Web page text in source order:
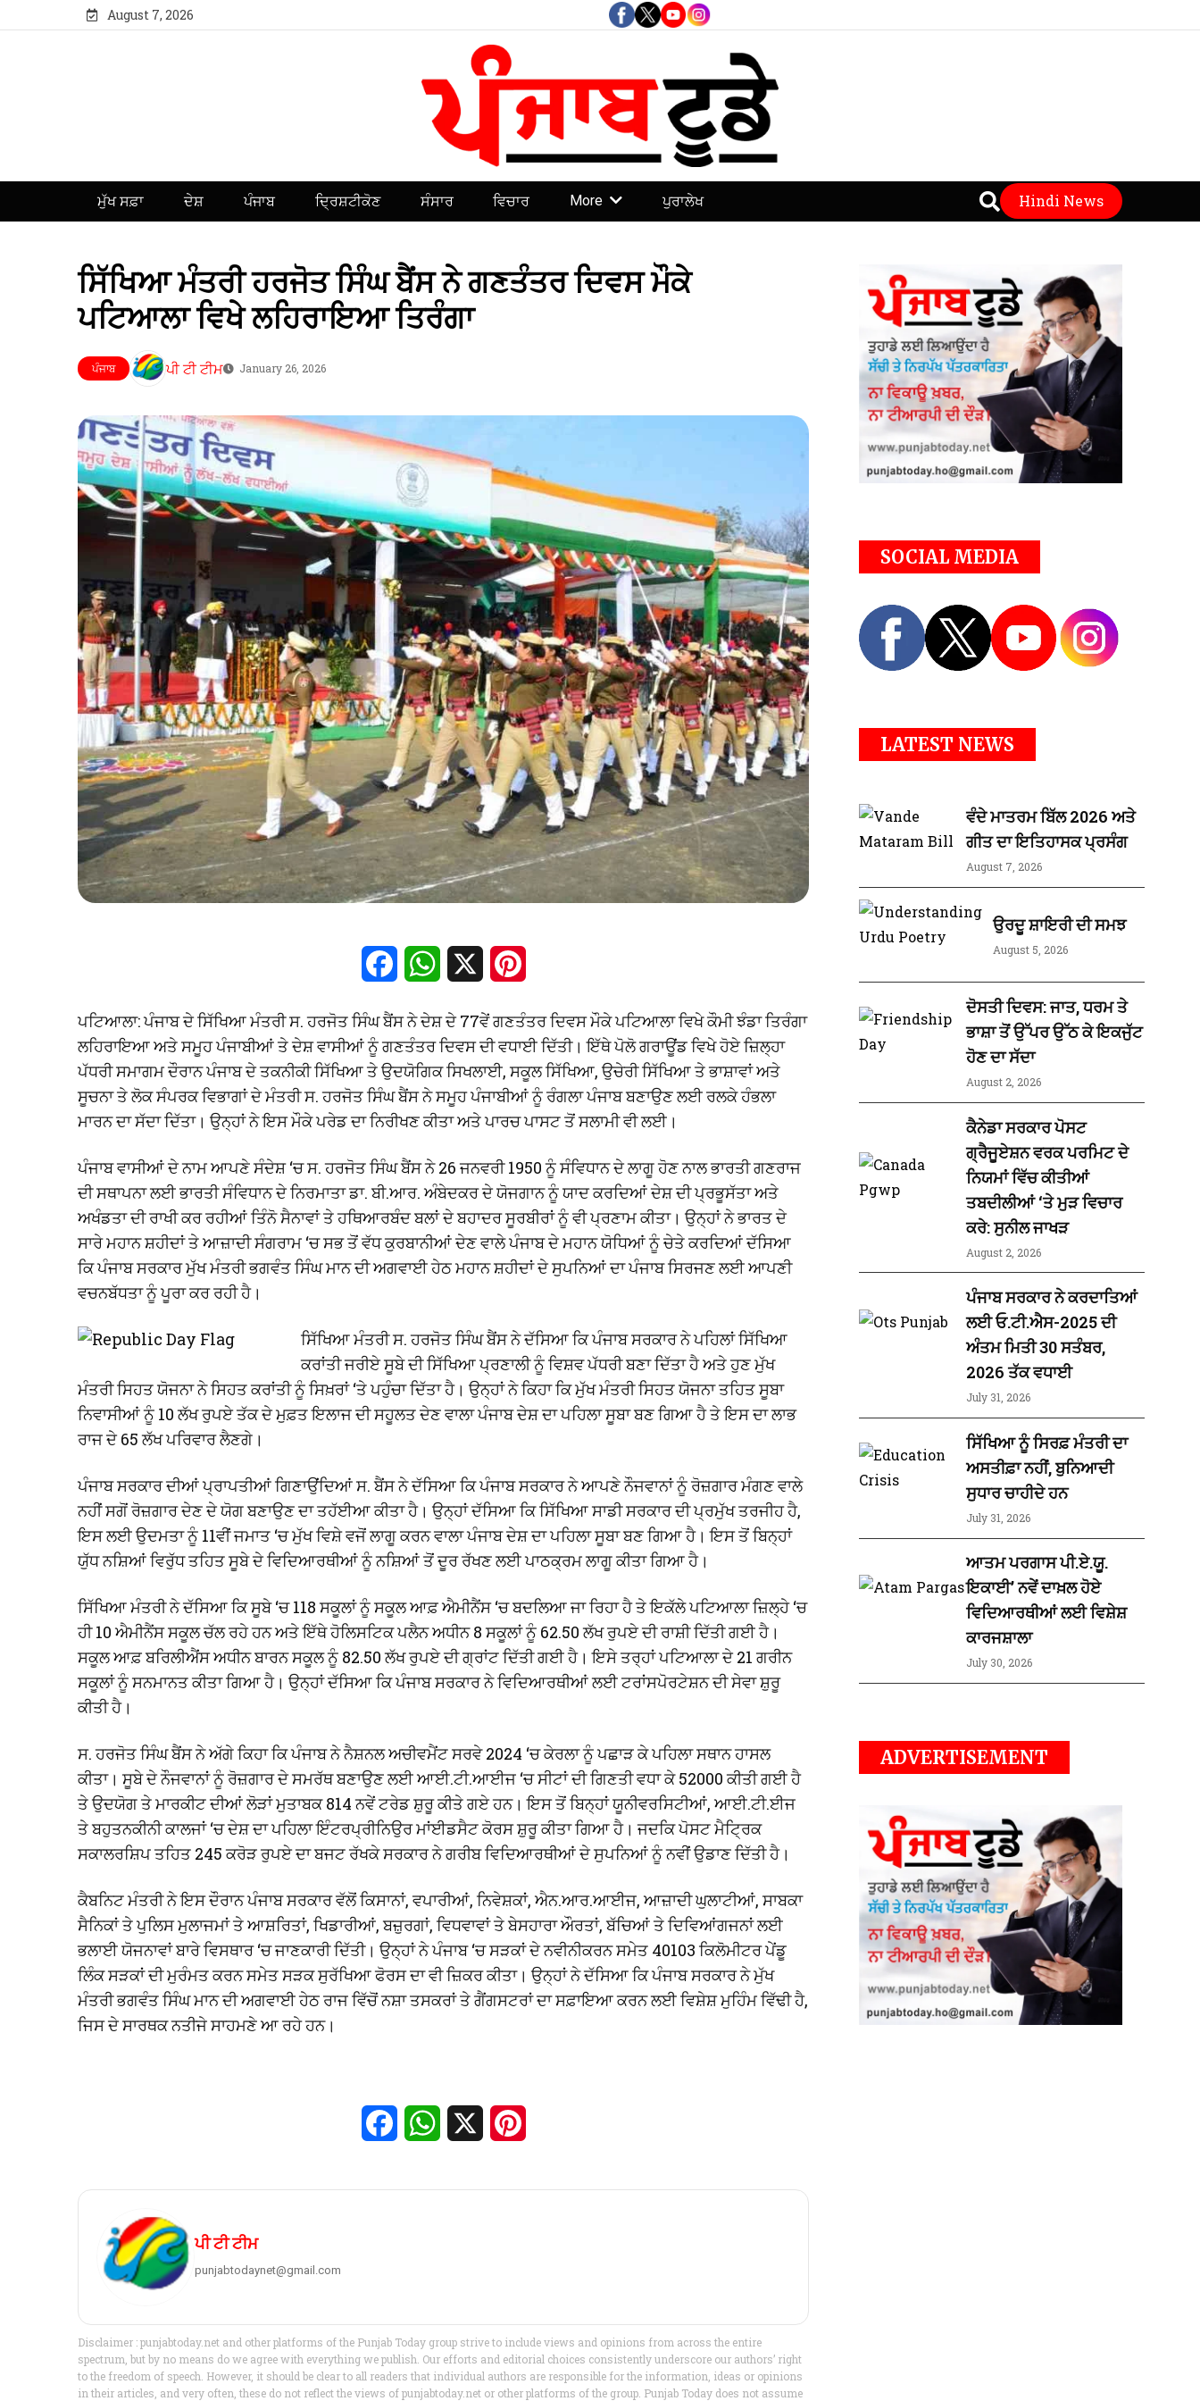
August 7, 2026
ਮੁੱਖ ਸਫ਼ਾ ਦੇਸ਼ ਪੰਜਾਬ ਦ੍ਰਿਸ਼ਟੀਕੋਣ ਸੰਸਾਰ ਵਿਚਾਰ More ਪੁਰਾਲੇਖ Hindi News
ਸਿੱਖਿਆ ਮੰਤਰੀ ਹਰਜੋਤ ਸਿੰਘ ਬੈਂਸ ਨੇ ਗਣਤੰਤਰ ਦਿਵਸ ਮੌਕੇ
ਪਟਿਆਲਾ ਵਿਖੇ ਲਹਿਰਾਇਆ ਤਿਰੰਗਾ
ਪੰਜਾਬ ਪੀ ਟੀ ਟੀਮ January 26, 2026
FacebookWhatsApp
ਪਟਿਆਲਾ: ਪੰਜਾਬ ਦੇ ਸਿੱਖਿਆ ਮੰਤਰੀ ਸ. ਹਰਜੋਤ ਸਿੰਘ ਬੈਂਸ ਨੇ ਦੇਸ਼ ਦੇ 77ਵੇਂ ਗਣਤੰਤਰ ਦਿਵਸ ਮੌਕੇ ਪਟਿਆਲਾ ਵਿਖੇ ਕੌਮੀ ਝੰਡਾ ਤਿਰੰਗਾ
ਲਹਿਰਾਇਆ ਅਤੇ ਸਮੂਹ ਪੰਜਾਬੀਆਂ ਤੇ ਦੇਸ਼ ਵਾਸੀਆਂ ਨੂੰ ਗਣਤੰਤਰ ਦਿਵਸ ਦੀ ਵਧਾਈ ਦਿੱਤੀ। ਇੱਥੇ ਪੋਲੋ ਗਰਾਊਂਡ ਵਿਖੇ ਹੋਏ ਜ਼ਿਲ੍ਹਾ
ਪੱਧਰੀ ਸਮਾਗਮ ਦੌਰਾਨ ਪੰਜਾਬ ਦੇ ਤਕਨੀਕੀ ਸਿੱਖਿਆ ਤੇ ਉਦਯੋਗਿਕ ਸਿਖਲਾਈ, ਸਕੂਲ ਸਿੱਖਿਆ, ਉਚੇਰੀ ਸਿੱਖਿਆ ਤੇ ਭਾਸ਼ਾਵਾਂ ਅਤੇ
ਸੂਚਨਾ ਤੇ ਲੋਕ ਸੰਪਰਕ ਵਿਭਾਗਾਂ ਦੇ ਮੰਤਰੀ ਸ. ਹਰਜੋਤ ਸਿੰਘ ਬੈਂਸ ਨੇ ਸਮੂਹ ਪੰਜਾਬੀਆਂ ਨੂੰ ਰੰਗਲਾ ਪੰਜਾਬ ਬਣਾਉਣ ਲਈ ਰਲਕੇ ਹੰਭਲਾ
ਮਾਰਨ ਦਾ ਸੱਦਾ ਦਿੱਤਾ। ਉਨ੍ਹਾਂ ਨੇ ਇਸ ਮੌਕੇ ਪਰੇਡ ਦਾ ਨਿਰੀਖਣ ਕੀਤਾ ਅਤੇ ਪਾਰਚ ਪਾਸਟ ਤੋਂ ਸਲਾਮੀ ਵੀ ਲਈ।
ਪੰਜਾਬ ਵਾਸੀਆਂ ਦੇ ਨਾਮ ਆਪਣੇ ਸੰਦੇਸ਼ ‘ਚ ਸ. ਹਰਜੋਤ ਸਿੰਘ ਬੈਂਸ ਨੇ 26 ਜਨਵਰੀ 1950 ਨੂੰ ਸੰਵਿਧਾਨ ਦੇ ਲਾਗੂ ਹੋਣ ਨਾਲ ਭਾਰਤੀ ਗਣਰਾਜ
ਦੀ ਸਥਾਪਨਾ ਲਈ ਭਾਰਤੀ ਸੰਵਿਧਾਨ ਦੇ ਨਿਰਮਾਤਾ ਡਾ. ਬੀ.ਆਰ. ਅੰਬੇਦਕਰ ਦੇ ਯੋਜਗਾਨ ਨੂੰ ਯਾਦ ਕਰਦਿਆਂ ਦੇਸ਼ ਦੀ ਪ੍ਰਭੂਸੱਤਾ ਅਤੇ
ਅਖੰਡਤਾ ਦੀ ਰਾਖੀ ਕਰ ਰਹੀਆਂ ਤਿੰਨੋ ਸੈਨਾਵਾਂ ਤੇ ਹਥਿਆਰਬੰਦ ਬਲਾਂ ਦੇ ਬਹਾਦਰ ਸੂਰਬੀਰਾਂ ਨੂੰ ਵੀ ਪ੍ਰਣਾਮ ਕੀਤਾ। ਉਨ੍ਹਾਂ ਨੇ ਭਾਰਤ ਦੇ
ਸਾਰੇ ਮਹਾਨ ਸ਼ਹੀਦਾਂ ਤੇ ਆਜ਼ਾਦੀ ਸੰਗਰਾਮ ‘ਚ ਸਭ ਤੋਂ ਵੱਧ ਕੁਰਬਾਨੀਆਂ ਦੇਣ ਵਾਲੇ ਪੰਜਾਬ ਦੇ ਮਹਾਨ ਯੋਧਿਆਂ ਨੂੰ ਚੇਤੇ ਕਰਦਿਆਂ ਦੱਸਿਆ
ਕਿ ਪੰਜਾਬ ਸਰਕਾਰ ਮੁੱਖ ਮੰਤਰੀ ਭਗਵੰਤ ਸਿੰਘ ਮਾਨ ਦੀ ਅਗਵਾਈ ਹੇਠ ਮਹਾਨ ਸ਼ਹੀਦਾਂ ਦੇ ਸੁਪਨਿਆਂ ਦਾ ਪੰਜਾਬ ਸਿਰਜਣ ਲਈ ਆਪਣੀ
ਵਚਨਬੱਧਤਾ ਨੂੰ ਪੂਰਾ ਕਰ ਰਹੀ ਹੈ।
ਸਿੱਖਿਆ ਮੰਤਰੀ ਸ. ਹਰਜੋਤ ਸਿੰਘ ਬੈਂਸ ਨੇ ਦੱਸਿਆ ਕਿ ਪੰਜਾਬ ਸਰਕਾਰ ਨੇ ਪਹਿਲਾਂ ਸਿੱਖਿਆ
ਕਰਾਂਤੀ ਜਰੀਏ ਸੂਬੇ ਦੀ ਸਿੱਖਿਆ ਪ੍ਰਣਾਲੀ ਨੂੰ ਵਿਸ਼ਵ ਪੱਧਰੀ ਬਣਾ ਦਿੱਤਾ ਹੈ ਅਤੇ ਹੁਣ ਮੁੱਖ
ਮੰਤਰੀ ਸਿਹਤ ਯੋਜਨਾ ਨੇ ਸਿਹਤ ਕਰਾਂਤੀ ਨੂੰ ਸਿਖ਼ਰਾਂ ‘ਤੇ ਪਹੁੰਚਾ ਦਿੱਤਾ ਹੈ। ਉਨ੍ਹਾਂ ਨੇ ਕਿਹਾ ਕਿ ਮੁੱਖ ਮੰਤਰੀ ਸਿਹਤ ਯੋਜਨਾ ਤਹਿਤ ਸੂਬਾ
ਨਿਵਾਸੀਆਂ ਨੂੰ 10 ਲੱਖ ਰੁਪਏ ਤੱਕ ਦੇ ਮੁਫ਼ਤ ਇਲਾਜ ਦੀ ਸਹੂਲਤ ਦੇਣ ਵਾਲਾ ਪੰਜਾਬ ਦੇਸ਼ ਦਾ ਪਹਿਲਾ ਸੂਬਾ ਬਣ ਗਿਆ ਹੈ ਤੇ ਇਸ ਦਾ ਲਾਭ
ਰਾਜ ਦੇ 65 ਲੱਖ ਪਰਿਵਾਰ ਲੈਣਗੇ।
ਪੰਜਾਬ ਸਰਕਾਰ ਦੀਆਂ ਪ੍ਰਾਪਤੀਆਂ ਗਿਣਾਉਂਦਿਆਂ ਸ. ਬੈਂਸ ਨੇ ਦੱਸਿਆ ਕਿ ਪੰਜਾਬ ਸਰਕਾਰ ਨੇ ਆਪਣੇ ਨੌਜਵਾਨਾਂ ਨੂੰ ਰੋਜ਼ਗਾਰ ਮੰਗਣ ਵਾਲੇ
ਨਹੀਂ ਸਗੋਂ ਰੋਜ਼ਗਾਰ ਦੇਣ ਦੇ ਯੋਗ ਬਣਾਉਣ ਦਾ ਤਹੱਈਆ ਕੀਤਾ ਹੈ। ਉਨ੍ਹਾਂ ਦੱਸਿਆ ਕਿ ਸਿੱਖਿਆ ਸਾਡੀ ਸਰਕਾਰ ਦੀ ਪ੍ਰਮੁੱਖ ਤਰਜੀਹ ਹੈ,
ਇਸ ਲਈ ਉਦਮਤਾ ਨੂੰ 11ਵੀਂ ਜਮਾਤ ‘ਚ ਮੁੱਖ ਵਿਸ਼ੇ ਵਜੋਂ ਲਾਗੂ ਕਰਨ ਵਾਲਾ ਪੰਜਾਬ ਦੇਸ਼ ਦਾ ਪਹਿਲਾ ਸੂਬਾ ਬਣ ਗਿਆ ਹੈ। ਇਸ ਤੋਂ ਬਿਨ੍ਹਾਂ
ਯੁੱਧ ਨਸ਼ਿਆਂ ਵਿਰੁੱਧ ਤਹਿਤ ਸੂਬੇ ਦੇ ਵਿਦਿਆਰਥੀਆਂ ਨੂੰ ਨਸ਼ਿਆਂ ਤੋਂ ਦੂਰ ਰੱਖਣ ਲਈ ਪਾਠਕ੍ਰਮ ਲਾਗੂ ਕੀਤਾ ਗਿਆ ਹੈ।
ਸਿੱਖਿਆ ਮੰਤਰੀ ਨੇ ਦੱਸਿਆ ਕਿ ਸੂਬੇ ‘ਚ 118 ਸਕੂਲਾਂ ਨੂੰ ਸਕੂਲ ਆਫ਼ ਐਮੀਨੈਂਸ ‘ਚ ਬਦਲਿਆ ਜਾ ਰਿਹਾ ਹੈ ਤੇ ਇਕੱਲੇ ਪਟਿਆਲਾ ਜ਼ਿਲ੍ਹੇ ‘ਚ
ਹੀ 10 ਐਮੀਨੈਂਸ ਸਕੂਲ ਚੱਲ ਰਹੇ ਹਨ ਅਤੇ ਇੱਥੇ ਹੋਲਿਸਟਿਕ ਪਲੈਨ ਅਧੀਨ 8 ਸਕੂਲਾਂ ਨੂੰ 62.50 ਲੱਖ ਰੁਪਏ ਦੀ ਰਾਸ਼ੀ ਦਿੱਤੀ ਗਈ ਹੈ।
ਸਕੂਲ ਆਫ਼ ਬਰਿਲੀਐਂਸ ਅਧੀਨ ਬਾਰਨ ਸਕੂਲ ਨੂੰ 82.50 ਲੱਖ ਰੁਪਏ ਦੀ ਗ੍ਰਾਂਟ ਦਿੱਤੀ ਗਈ ਹੈ। ਇਸੇ ਤਰ੍ਹਾਂ ਪਟਿਆਲਾ ਦੇ 21 ਗਰੀਨ
ਸਕੂਲਾਂ ਨੂੰ ਸਨਮਾਨਤ ਕੀਤਾ ਗਿਆ ਹੈ। ਉਨ੍ਹਾਂ ਦੱਸਿਆ ਕਿ ਪੰਜਾਬ ਸਰਕਾਰ ਨੇ ਵਿਦਿਆਰਥੀਆਂ ਲਈ ਟਰਾਂਸਪੋਰਟੇਸ਼ਨ ਦੀ ਸੇਵਾ ਸ਼ੁਰੂ
ਕੀਤੀ ਹੈ।
ਸ. ਹਰਜੋਤ ਸਿੰਘ ਬੈਂਸ ਨੇ ਅੱਗੇ ਕਿਹਾ ਕਿ ਪੰਜਾਬ ਨੇ ਨੈਸ਼ਨਲ ਅਚੀਵਮੈਂਟ ਸਰਵੇ 2024 ‘ਚ ਕੇਰਲਾ ਨੂੰ ਪਛਾੜ ਕੇ ਪਹਿਲਾ ਸਥਾਨ ਹਾਸਲ
ਕੀਤਾ। ਸੂਬੇ ਦੇ ਨੌਜਵਾਨਾਂ ਨੂੰ ਰੋਜ਼ਗਾਰ ਦੇ ਸਮਰੱਥ ਬਣਾਉਣ ਲਈ ਆਈ.ਟੀ.ਆਈਜ ‘ਚ ਸੀਟਾਂ ਦੀ ਗਿਣਤੀ ਵਧਾ ਕੇ 52000 ਕੀਤੀ ਗਈ ਹੈ
ਤੇ ਉਦਯੋਗ ਤੇ ਮਾਰਕੀਟ ਦੀਆਂ ਲੋੜਾਂ ਮੁਤਾਬਕ 814 ਨਵੇਂ ਟਰੇਡ ਸ਼ੁਰੂ ਕੀਤੇ ਗਏ ਹਨ। ਇਸ ਤੋਂ ਬਿਨ੍ਹਾਂ ਯੂਨੀਵਰਸਿਟੀਆਂ, ਆਈ.ਟੀ.ਈਜ
ਤੇ ਬਹੁਤਨਕੀਨੀ ਕਾਲਜਾਂ ‘ਚ ਦੇਸ਼ ਦਾ ਪਹਿਲਾ ਇੰਟਰਪ੍ਰੀਨਿਉਰ ਮਾਂਈਡਸੈਟ ਕੋਰਸ ਸ਼ੁਰੂ ਕੀਤਾ ਗਿਆ ਹੈ। ਜਦਕਿ ਪੋਸਟ ਮੈਟ੍ਰਿਕ
ਸਕਾਲਰਸ਼ਿਪ ਤਹਿਤ 245 ਕਰੋੜ ਰੁਪਏ ਦਾ ਬਜਟ ਰੱਖਕੇ ਸਰਕਾਰ ਨੇ ਗਰੀਬ ਵਿਦਿਆਰਥੀਆਂ ਦੇ ਸੁਪਨਿਆਂ ਨੂੰ ਨਵੀਂ ਉਡਾਣ ਦਿੱਤੀ ਹੈ।
ਕੈਬਨਿਟ ਮੰਤਰੀ ਨੇ ਇਸ ਦੌਰਾਨ ਪੰਜਾਬ ਸਰਕਾਰ ਵੱਲੋਂ ਕਿਸਾਨਾਂ, ਵਪਾਰੀਆਂ, ਨਿਵੇਸ਼ਕਾਂ, ਐਨ.ਆਰ.ਆਈਜ, ਆਜ਼ਾਦੀ ਘੁਲਾਟੀਆਂ, ਸਾਬਕਾ
ਸੈਨਿਕਾਂ ਤੇ ਪੁਲਿਸ ਮੁਲਾਜਮਾਂ ਤੇ ਆਸ਼ਰਿਤਾਂ, ਖਿਡਾਰੀਆਂ, ਬਜ਼ੁਰਗਾਂ, ਵਿਧਵਾਵਾਂ ਤੇ ਬੇਸਹਾਰਾ ਔਰਤਾਂ, ਬੱਚਿਆਂ ਤੇ ਦਿਵਿਆਂਗਜਨਾਂ ਲਈ
ਭਲਾਈ ਯੋਜਨਾਵਾਂ ਬਾਰੇ ਵਿਸਥਾਰ ‘ਚ ਜਾਣਕਾਰੀ ਦਿੱਤੀ। ਉਨ੍ਹਾਂ ਨੇ ਪੰਜਾਬ ‘ਚ ਸੜਕਾਂ ਦੇ ਨਵੀਨੀਕਰਨ ਸਮੇਤ 40103 ਕਿਲੋਮੀਟਰ ਪੇਂਡੂ
ਲਿੰਕ ਸੜਕਾਂ ਦੀ ਮੁਰੰਮਤ ਕਰਨ ਸਮੇਤ ਸੜਕ ਸੁਰੱਖਿਆ ਫੋਰਸ ਦਾ ਵੀ ਜ਼ਿਕਰ ਕੀਤਾ। ਉਨ੍ਹਾਂ ਨੇ ਦੱਸਿਆ ਕਿ ਪੰਜਾਬ ਸਰਕਾਰ ਨੇ ਮੁੱਖ
ਮੰਤਰੀ ਭਗਵੰਤ ਸਿੰਘ ਮਾਨ ਦੀ ਅਗਵਾਈ ਹੇਠ ਰਾਜ ਵਿੱਚੋਂ ਨਸ਼ਾ ਤਸਕਰਾਂ ਤੇ ਗੈਂਗਸਟਰਾਂ ਦਾ ਸਫ਼ਾਇਆ ਕਰਨ ਲਈ ਵਿਸ਼ੇਸ਼ ਮੁਹਿੰਮ ਵਿੱਢੀ ਹੈ,
ਜਿਸ ਦੇ ਸਾਰਥਕ ਨਤੀਜੇ ਸਾਹਮਣੇ ਆ ਰਹੇ ਹਨ।
FacebookWhatsApp
ਪੀ ਟੀ ਟੀਮ
punjabtodaynet@gmail.com
Disclaimer : punjabtoday.net and other platforms of the Punjab Today group strive to include views and opinions from across the entire
spectrum, but by no means do we agree with everything we publish. Our efforts and editorial choices consistently underscore our authors’ right
to the freedom of speech. However, it should be clear to all readers that individual authors are responsible for the information, ideas or opinions
in their articles, and very often, these do not reflect the views of punjabtoday.net or other platforms of the group. Punjab Today does not assume
SOCIAL MEDIA
LATEST NEWS
ਵੰਦੇ ਮਾਤਰਮ ਬਿੱਲ 2026 ਅਤੇ
ਗੀਤ ਦਾ ਇਤਿਹਾਸਕ ਪ੍ਰਸੰਗ
August 7, 2026
ਉਰਦੂ ਸ਼ਾਇਰੀ ਦੀ ਸਮਝ
August 5, 2026
ਦੋਸਤੀ ਦਿਵਸ: ਜਾਤ, ਧਰਮ ਤੇ
ਭਾਸ਼ਾ ਤੋਂ ਉੱਪਰ ਉੱਠ ਕੇ ਇਕਜੁੱਟ
ਹੋਣ ਦਾ ਸੱਦਾ
August 2, 2026
ਕੈਨੇਡਾ ਸਰਕਾਰ ਪੋਸਟ
ਗ੍ਰੈਜੂਏਸ਼ਨ ਵਰਕ ਪਰਮਿਟ ਦੇ
ਨਿਯਮਾਂ ਵਿੱਚ ਕੀਤੀਆਂ
ਤਬਦੀਲੀਆਂ ‘ਤੇ ਮੁੜ ਵਿਚਾਰ
ਕਰੇ: ਸੁਨੀਲ ਜਾਖੜ
August 2, 2026
ਪੰਜਾਬ ਸਰਕਾਰ ਨੇ ਕਰਦਾਤਿਆਂ
ਲਈ ਓ.ਟੀ.ਐਸ-2025 ਦੀ
ਅੰਤਮ ਮਿਤੀ 30 ਸਤੰਬਰ,
2026 ਤੱਕ ਵਧਾਈ
July 31, 2026
ਸਿੱਖਿਆ ਨੂੰ ਸਿਰਫ਼ ਮੰਤਰੀ ਦਾ
ਅਸਤੀਫ਼ਾ ਨਹੀਂ, ਬੁਨਿਆਦੀ
ਸੁਧਾਰ ਚਾਹੀਦੇ ਹਨ
July 31, 2026
ਆਤਮ ਪਰਗਾਸ ਪੀ.ਏ.ਯੂ.
ਇਕਾਈ’ ਨਵੇਂ ਦਾਖ਼ਲ ਹੋਏ
ਵਿਦਿਆਰਥੀਆਂ ਲਈ ਵਿਸ਼ੇਸ਼
ਕਾਰਜਸ਼ਾਲਾ
July 30, 2026
ADVERTISEMENT